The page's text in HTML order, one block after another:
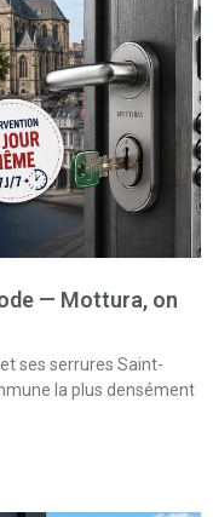
— Mottura, on
ses serrures Saint-
la plus densément